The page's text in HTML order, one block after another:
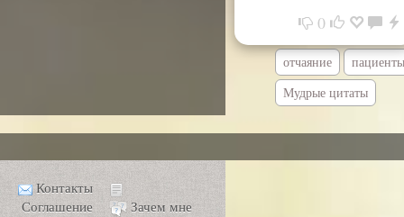
0
отчаяние
пациенты
Мудрые цитаты
Контакты
Соглашение
Зачем мне